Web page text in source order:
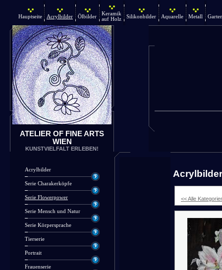
Hauptseite Acrylbilder Ölbilder
Keramik
auf Holz
Silikonbilder Aquarelle Metall
ATELIER OF FINE ARTS
WIEN
KUNSTVIELFALT ERLEBEN!
Acrylbilder
Serie Charakerköpfe
Serie Flowerpower
Serie Mensch und Natur
Serie Körpersprache
Tierserie
Portrait
Frauenserie
Acrylbilder
<< Alle